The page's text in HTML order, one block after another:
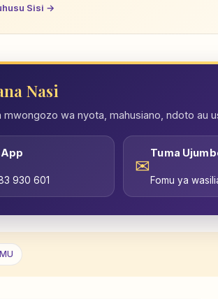
Sisi →
Nasi
mwongozo wa nyota, mahusiano, ndoto au
930 601
✉
Tuma
Fomu ya